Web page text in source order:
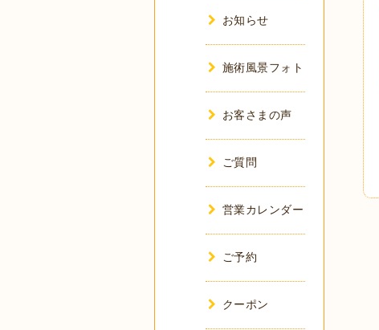
お知らせ
施術風景フォト
お客さまの声
ご質問
営業カレンダー
ご予約
クーポン